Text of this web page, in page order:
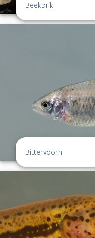
Beekprik
Bittervoorn